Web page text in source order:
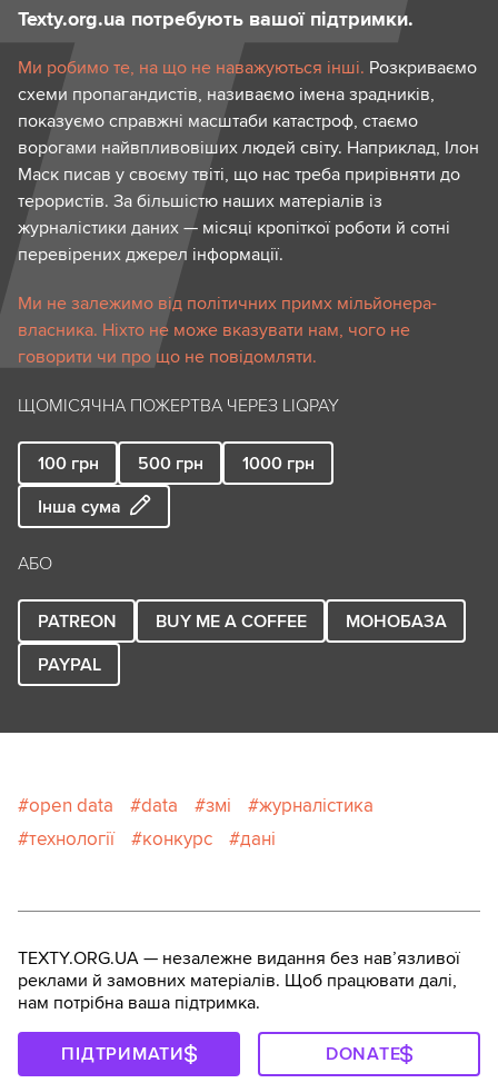
Texty.org.ua потребують вашої підтримки.
Ми робимо те, на що не наважуються інші. Розкриваємо
схеми пропагандистів, називаємо імена зрадників,
показуємо справжні масштаби катастроф, стаємо
ворогами найвпливовіших людей світу. Наприклад, Ілон
Маск писав у своєму твіті, що нас треба прирівняти до
терористів. За більшістю наших матеріалів із
журналістики даних — місяці кропіткої роботи й сотні
перевірених джерел інформації.
Ми не залежимо від політичних примх мільйонера-
власника. Ніхто не може вказувати нам, чого не
говорити чи про що не повідомляти.
ЩОМІСЯЧНА ПОЖЕРТВА ЧЕРЕЗ LIQPAY
100 грн 500 грн 1000 грн
Інша сума
АБО
PATREON BUY ME A COFFEE
МОНОБАЗА
PAYPAL
open data data змі
журналістика
технології
конкурс дані
TEXTY.ORG.UA — незалежне видання без навʼязливої
реклами й замовних матеріалів. Щоб працювати далі,
нам потрібна ваша підтримка.
ПІДТРИМАТИ DONATE